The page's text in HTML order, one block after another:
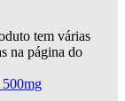
tem várias
na página do